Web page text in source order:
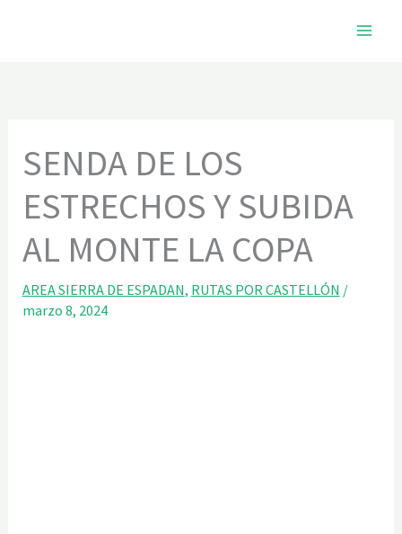
SENDA DE LOS
ESTRECHOS Y SUBIDA
AL MONTE LA COPA
AREA SIERRA DE ESPADAN, RUTAS POR CASTELLÓN /
marzo 8, 2024